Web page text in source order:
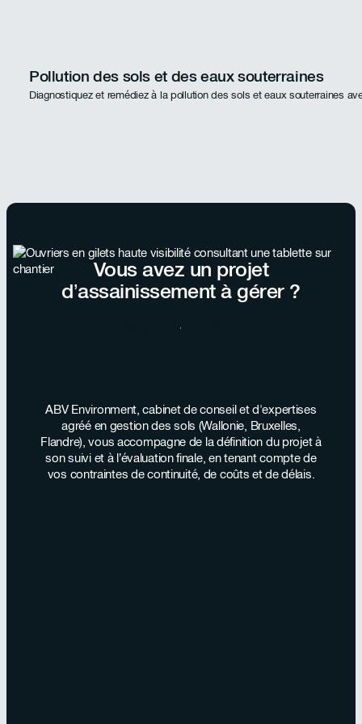
Pollution des sols et des eaux souterraines
Diagnostiquez et remédiez à la pollution des sols et eaux souterraines
Vous avez un projet
d’assainissement à gérer ?
Échanger avec nos équipes
ABV Environment, cabinet de conseil et d'expertises
agréé en gestion des sols (Wallonie, Bruxelles,
Flandre), vous accompagne de la définition du projet à
son suivi et à l’évaluation finale, en tenant compte de
vos contraintes de continuité, de coûts et de délais.